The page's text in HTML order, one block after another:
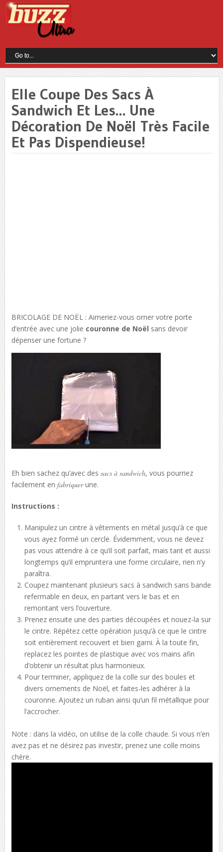
Elle Coupe Des Sacs À
Sandwich Et Les… Une
Décoration De Noël Très Facile
Et Pas Dispendieuse!
BRICOLAGE DE NOËL : Aimeriez-vous orner votre porte
d’entrée avec une jolie couronne de Noël sans devoir
dépenser une fortune ?
Eh bien sachez qu’avec des sacs à sandwich, vous pourriez
facilement en fabriquerune.
Instructions :
Manipulez un cintre à vêtements en métal jusqu’à ce que
vous ayez formé un cercle. Évidemment, vous ne devez
pas vous attendre à ce qu’il soit parfait, mais tant et aussi
longtemps qu’il empruntera une forme circulaire, rien n’y
paraîtra.
Coupez maintenant plusieurs sacs à sandwich sans bande
refermable en deux, en partant vers le bas et en
remontant vers l’ouverture.
Prenez ensuite une des parties découpées et nouez-la sur
le cintre. Répétez cette opération jusqu’à ce que le cintre
soit entièrement recouvert et bien garni. À la toute fin,
replacez les pointes de plastique avec vos mains afin
d’obtenir un résultat plus harmonieux.
Pour terminer, appliquez de la colle sur des boules et
divers ornements de Noël, et faites-les adhérer à la
couronne. Ajoutez un ruban ainsi qu’un fil métallique pour
l’accrocher.
Note : dans la vidéo, on utilise de la colle chaude. Si vous n’en
avez pas et ne désirez pas investir, prenez une colle moins
chère.